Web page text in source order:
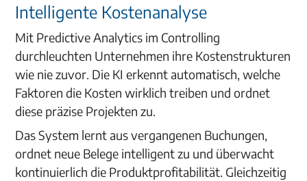
Intelligente Kostenanalyse
Mit Predictive Analytics im Controlling
durchleuchten Unternehmen ihre Kostenstrukturen
wie nie zuvor. Die KI erkennt automatisch, welche
Faktoren die Kosten wirklich treiben und ordnet
diese präzise Projekten zu.
Das System lernt aus vergangenen Buchungen,
ordnet neue Belege intelligent zu und überwacht
kontinuierlich die Produktprofitabilität. Gleichzeitig